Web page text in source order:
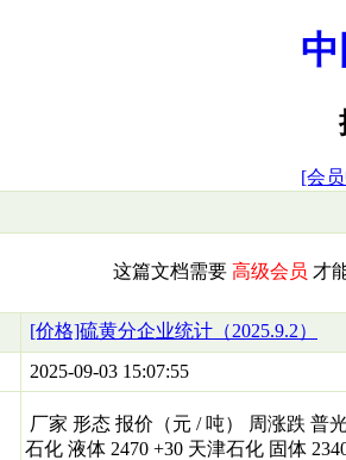
[会
这篇文档需要 高级会员 才
[价格]硫黄分企业统计（2025.9.2）
2025-09-03 15:07:55
厂家 形态 报价（元 / 吨） 周涨跌 普
石化 液体 2470 +30 天津石化 固体